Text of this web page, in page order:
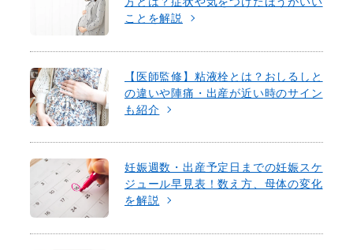
ことを解説
【医師監修】粘液栓とは？おしるしと
の違いや陣痛・出産が近い時のサイン
も紹介
妊娠週数・出産予定日までの妊娠スケ
ジュール早見表！数え方、母体の変化
を解説